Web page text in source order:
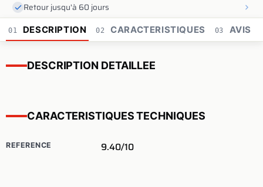
Retour jusqu'à 60 jours
01 DESCRIPTION 02 CARACTERISTIQUES 03 AVIS
DESCRIPTION DETAILLEE
CARACTERISTIQUES TECHNIQUES
REFERENCE 9.40/10